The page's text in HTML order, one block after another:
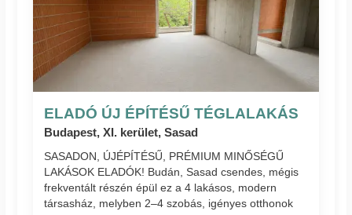
ELADÓ ÚJ ÉPÍTÉSŰ TÉGLALAKÁS
Budapest, XI. kerület, Sasad
SASADON, ÚJÉPÍTÉSŰ, PRÉMIUM MINŐSÉGŰ
LAKÁSOK ELADÓK! Budán, Sasad csendes, mégis
frekventált részén épül ez a 4 lakásos, modern
társasház, melyben 2–4 szobás, igényes otthonok